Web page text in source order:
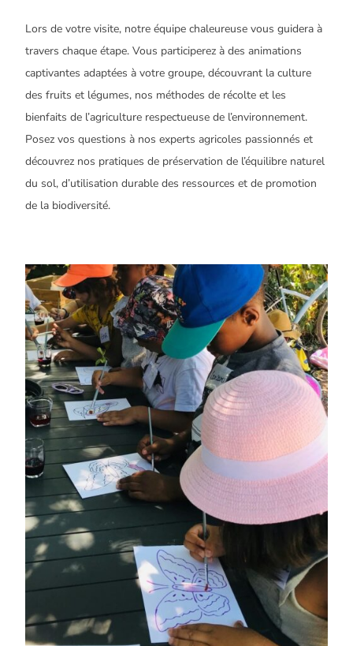
Lors de votre visite, notre équipe chaleureuse vous guidera à
travers chaque étape. Vous participerez à des animations
captivantes adaptées à votre groupe, découvrant la culture
des fruits et légumes, nos méthodes de récolte et les
bienfaits de l’agriculture respectueuse de l’environnement.
Posez vos questions à nos experts agricoles passionnés et
découvrez nos pratiques de préservation de l’équilibre naturel
du sol, d’utilisation durable des ressources et de promotion
de la biodiversité.